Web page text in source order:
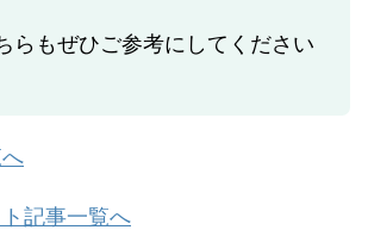
らもぜひご参考にしてください
記事一覧へ